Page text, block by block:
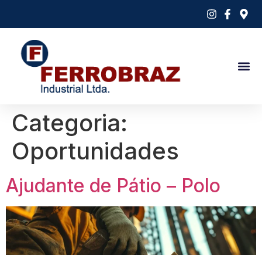
Categoria:
Oportunidades
Ajudante de Pátio – Polo